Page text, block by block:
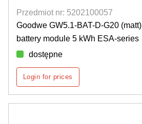
Przedmiot nr: 5202100057
Goodwe GW5.1-BAT-D-G20 (matt)
battery module 5 kWh ESA-series
dostępne
Login for prices